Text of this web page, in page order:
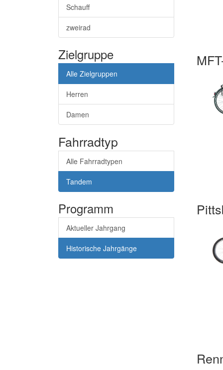
Schauff
zweirad
Zielgruppe
Alle Zielgruppen
Herren
Damen
Fahrradtyp
Alle Fahrradtypen
Tandem
Programm
Aktueller Jahrgang
Historische Jahrgänge